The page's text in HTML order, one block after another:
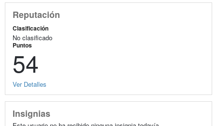
Reputación
Clasificación
No clasificado
Puntos
54
Ver Detalles
Insignias